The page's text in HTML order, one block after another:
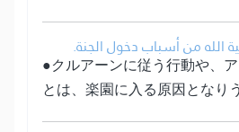
الله من أسباب دخول الجنة.
●クルアーンに従う行動や、
とは、楽園に入る原因となり